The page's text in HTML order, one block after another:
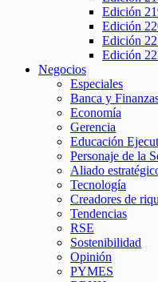
Edición
Edición
Edición
Edición
Negocios
Especiales
Banca y
Economía
Gerencia
Educación
Personaje de la
Aliado
Tecnología
Creadores de
Tendencias
RSE
Sostenibilidad
Opinión
PYMES